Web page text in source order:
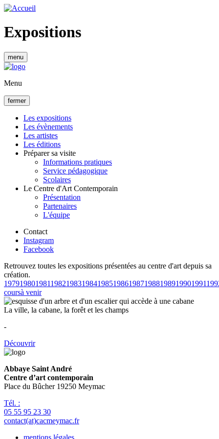
Aller
contenu
principal
Expositions
menu
Menu
fermer
Navigation
principale
Les expositions
Les évènements
Les artistes
Les éditions
Préparer sa visite
Informations pratiques
Service pédagogique
Scolaires
Le Centre d'Art Contemporain
Présentation
Partenaires
L'équipe
Contact
Instagram
Facebook
Retrouvez toutes les expositions présentées au centre d'art depuis sa
création.
1979198019811982198319841985198619871988198919901991
coursà venir
La ville, la cabane, la forêt et les champs
-
Découvrir
Abbaye Saint André
Centre d’art contemporain
Place du Bûcher 19250 Meymac
Tél. :
05 55 95 23 30
contact(at)cacmeymac.fr
mentions légales